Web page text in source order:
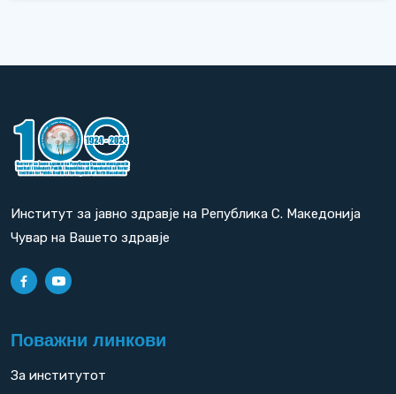
Институт за јавно здравје на Република С. Македонија
Чувар на Вашето здравје
Поважни линкови
За институтот